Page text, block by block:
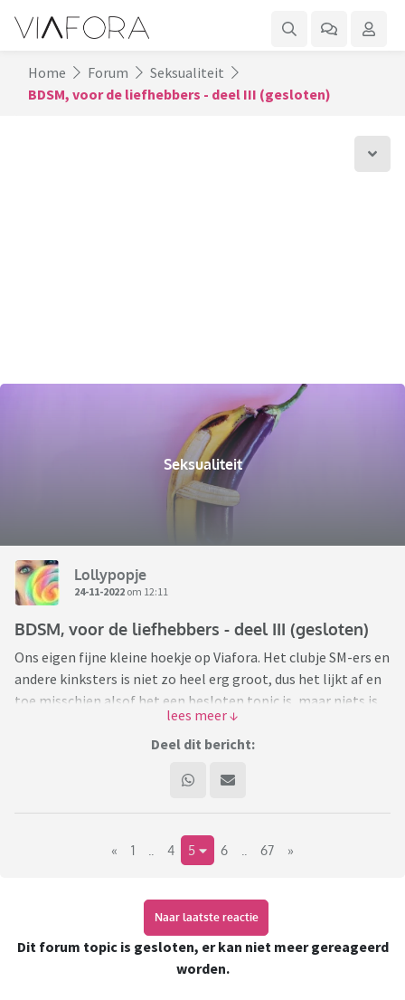
Home Forum
Seksualiteit
BDSM, voor de liefhebbers - deel III (gesloten)
Seksualiteit
Lollypopje
24-11-2022 om 12:11
BDSM, voor de liefhebbers - deel III (gesloten)
Ons eigen fijne kleine hoekje op Viafora. Het clubje SM-ers en
andere kinksters is niet zo heel erg groot, dus het lijkt af en
toe misschien alsof het een besloten topic is, maar niets is
minder waar! Dus wil je meepraten, je hart luchten, gênante
vragen stellen of wat dan ook, over welke variant van BDSM
ontvangen. Het wordt daarbij wel gewaardeerd als je, je even
voorstelt.
Aangezien de meeste mensen die net komen kijken nog op
naar sites die Viva forummers in het verleden hebben
Deel dit bericht:
« 1 4 5 6 67 »
Naar laatste reactie
Dit forum topic is gesloten, er kan niet meer gereageerd
worden.